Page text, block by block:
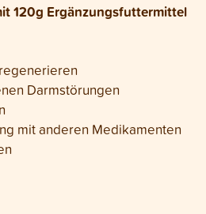
120g Ergänzungsfuttermittel
Darmstörungen
mit anderen Medikamenten